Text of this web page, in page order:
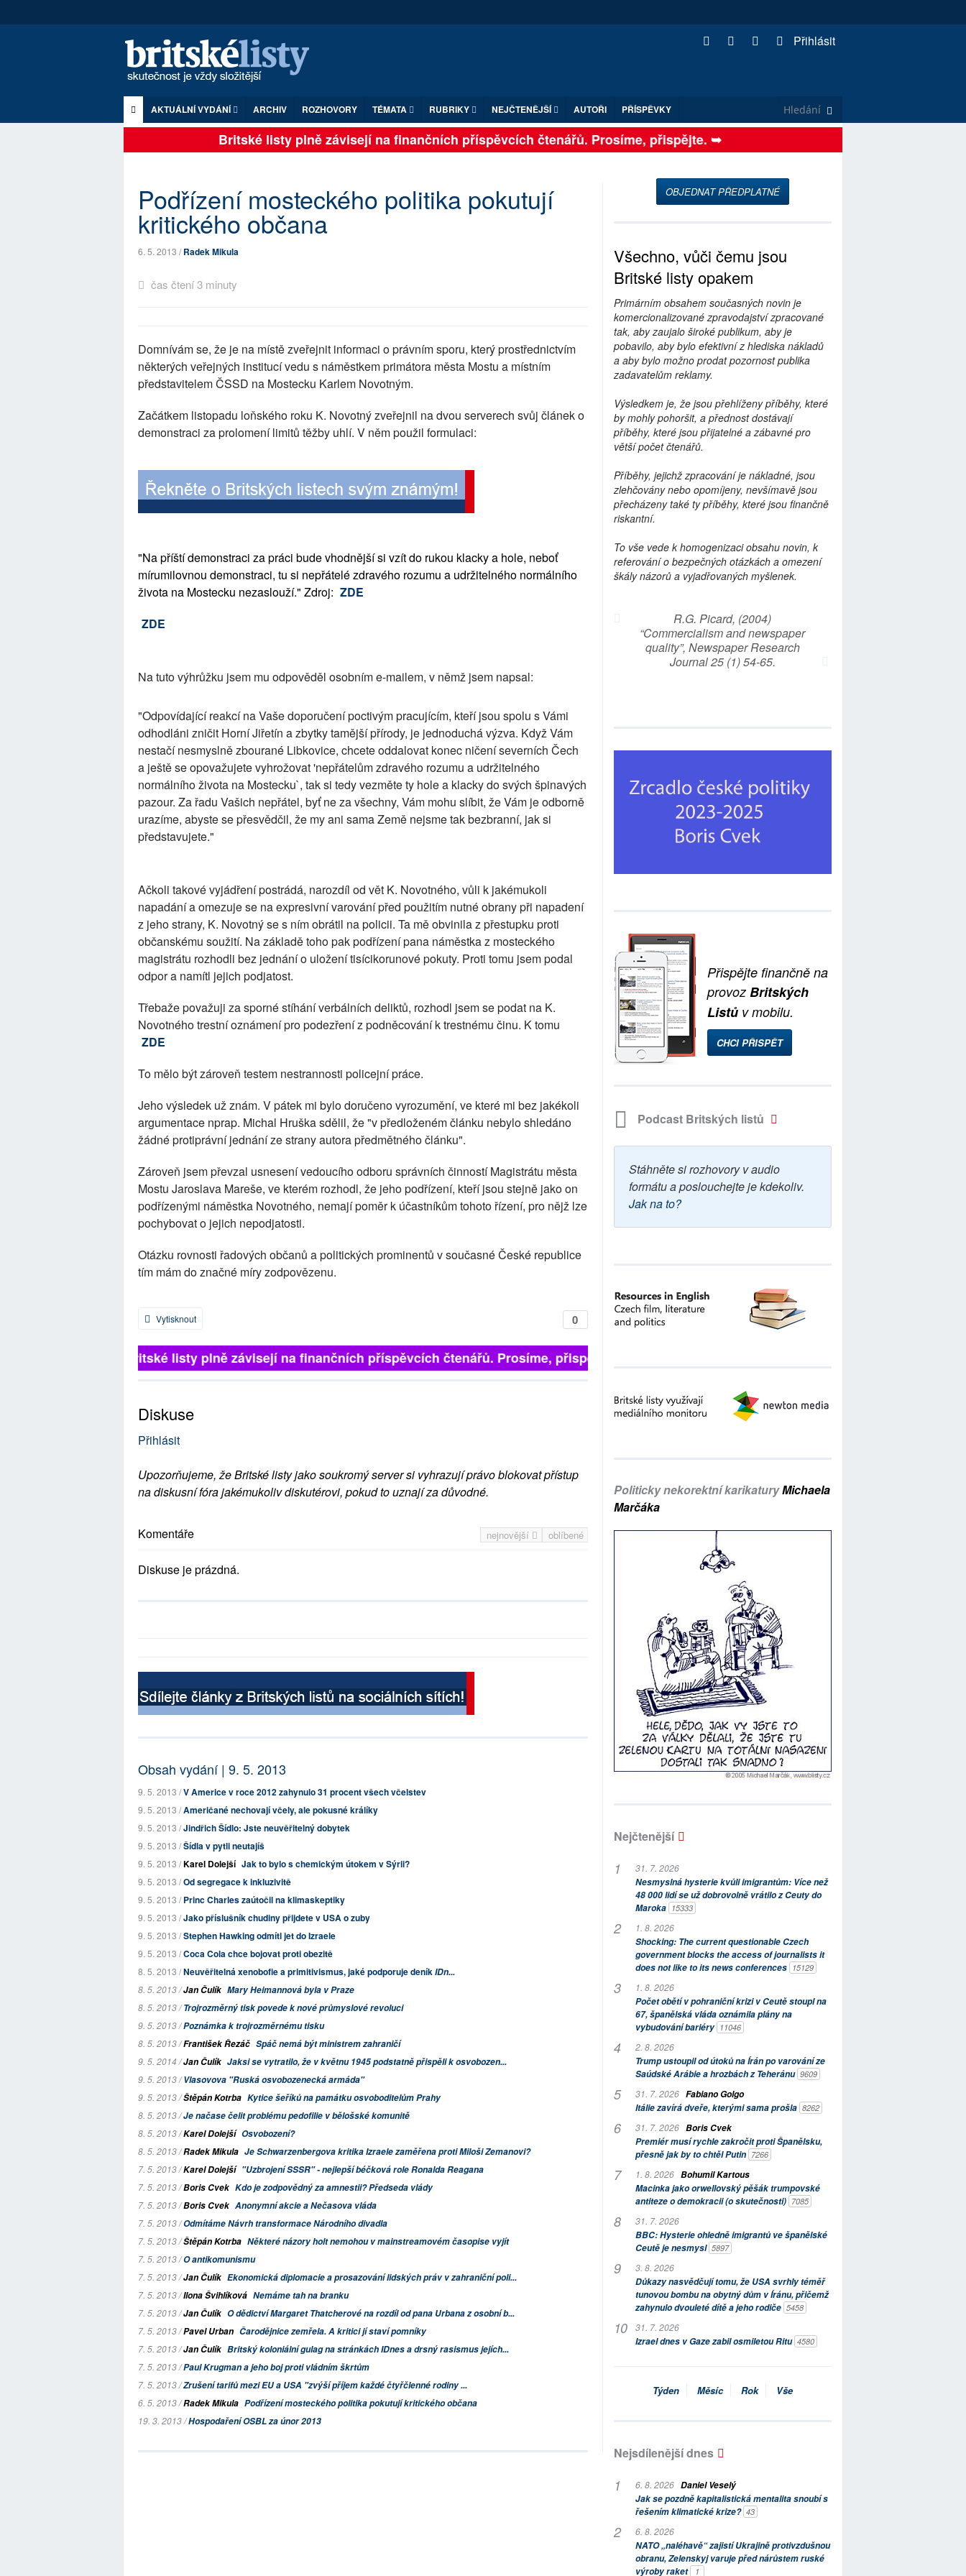
Přihlásit
AKTUÁLNÍ VYDÁNÍ ARCHIV ROZHOVORY TÉMATA RUBRIKY NEJČTENĚJŠÍ AUTOŘI PŘÍSPĚVKY
Britské listy plně závisejí na finančních příspěvcích čtenářů. Prosíme, přispějte. ➥
Podřízení mosteckého politika pokutují
kritického občana
6. 5. 2013 /Radek Mikula
čas čtení 3 minuty
Domnívám se, že je na místě zveřejnit informaci o právním sporu, který prostřednictvím
některých veřejných institucí vedu s náměstkem primátora města Mostu a místním
představitelem ČSSD na Mostecku Karlem Novotným.
Začátkem listopadu loňského roku K. Novotný zveřejnil na dvou serverech svůj článek o
demonstraci za prolomení limitů těžby uhlí. V něm použil formulaci:
"Na příští demonstraci za práci bude vhodnější si vzít do rukou klacky a hole, neboť
mírumilovnou demonstraci, tu si nepřátelé zdravého rozumu a udržitelného normálního
života na Mostecku nezaslouží." Zdroj: ZDE
ZDE
Na tuto výhrůžku jsem mu odpověděl osobním e-mailem, v němž jsem napsal:
"Odpovídající reakcí na Vaše doporučení poctivým pracujícím, kteří jsou spolu s Vámi
odhodláni zničit Horní Jiřetín a zbytky tamější přírody, je jednoduchá výzva. Když Vám
nestačí nesmyslně zbourané Libkovice, chcete oddalovat konec ničení severních Čech
a ještě se opovažujete vyhrožovat 'nepřátelům zdravého rozumu a udržitelného
normálního života na Mostecku`, tak si tedy vezměte ty hole a klacky do svých špinavých
pazour. Za řadu Vašich nepřátel, byť ne za všechny, Vám mohu slíbit, že Vám je odborně
urazíme, abyste se přesvědčil, že my ani sama Země nejsme tak bezbranní, jak si
představujete."
Ačkoli takové vyjádření postrádá, narozdíl od vět K. Novotného, vůli k jakémukoli
napadání a omezuje se na expresivní varování před použitím nutné obrany při napadení
z jeho strany, K. Novotný se s ním obrátil na policii. Ta mě obvinila z přestupku proti
občanskému soužití. Na základě toho pak podřízení pana náměstka z mosteckého
magistrátu rozhodli bez jednání o uložení tisícikorunové pokuty. Proti tomu jsem podal
odpor a namítl jejich podjatost.
Třebaže považuji za sporné stíhání verbálních deliktů, rozhodl jsem se podat na K.
Novotného trestní oznámení pro podezření z podněcování k trestnému činu. K tomu
ZDE
To mělo být zároveň testem nestrannosti policejní práce.
Jeho výsledek už znám. V pátek mi bylo doručeno vyrozumění, ve které mi bez jakékoli
argumentace nprap. Michal Hruška sdělil, že "v předloženém článku nebylo shledáno
žádné protiprávní jednání ze strany autora předmětného článku".
Zároveň jsem převzal usnesení vedoucího odboru správních činností Magistrátu města
Mostu Jaroslava Mareše, ve kterém rozhodl, že jeho podřízení, kteří jsou stejně jako on
podřízenými náměstka Novotného, nemají poměr k účastníkům tohoto řízení, pro nějž lze
pochybovat o jejich nepodjatosti.
Otázku rovnosti řadových občanů a politických prominentů v současné České republice
tím mám do značné míry zodpovězenu.
0
Vytisknout
Britské listy plně závisejí na finančních příspěvcích čtenářů. Prosíme, přispějte. ➥
Diskuse
Přihlásit
Upozorňujeme, že Britské listy jako soukromý server si vyhrazují právo blokovat přístup
na diskusní fóra jakémukoliv diskutérovi, pokud to uznají za důvodné.
nejnovější oblíbené
Komentáře
Diskuse je prázdná.
Obsah vydání | 9. 5. 2013
9. 5. 2013 /V Americe v roce 2012 zahynulo 31 procent všech včelstev
9. 5. 2013 /Američané nechovají včely, ale pokusné králíky
9. 5. 2013 /Jindřich Šídlo: Jste neuvěřitelný dobytek
9. 5. 2013 /Šídla v pytli neutajíš
9. 5. 2013 /Karel Dolejší Jak to bylo s chemickým útokem v Sýrii?
9. 5. 2013 /Od segregace k inkluzivitě
9. 5. 2013 /Princ Charles zaútočil na klimaskeptiky
9. 5. 2013 /Jako příslušník chudiny přijdete v USA o zuby
9. 5. 2013 /Stephen Hawking odmítl jet do Izraele
9. 5. 2013 /Coca Cola chce bojovat proti obezitě
8. 5. 2013 /Neuvěřitelná xenobofie a primitivismus, jaké podporuje deníkIDn...
8. 5. 2013 /Jan Čulík Mary Heimannová byla v Praze
8. 5. 2013 /Trojrozměrný tisk povede k nové průmyslové revoluci
9. 5. 2013 /Poznámka k trojrozměrnému tisku
8. 5. 2013 /František Řezáč Spáč nemá být ministrem zahraničí
9. 5. 2014 /Jan Čulík Jaksi se vytratilo, že v květnu 1945 podstatně přispěli k osvobozen...
9. 5. 2013 /Vlasovova "Ruská osvobozenecká armáda"
9. 5. 2013 /Štěpán Kotrba Kytice šeříků na památku osvoboditelům Prahy
8. 5. 2013 /Je načase čelit problému pedofilie v bělošské komunitě
8. 5. 2013 /Karel Dolejší Osvobození?
8. 5. 2013 /Radek Mikula Je Schwarzenbergova kritika Izraele zaměřena proti Miloši Zemanovi?
7. 5. 2013 /Karel Dolejší "Uzbrojení SSSR" - nejlepší béčková role Ronalda Reagana
7. 5. 2013 /Boris Cvek Kdo je zodpovědný za amnestii? Předseda vlády
7. 5. 2013 /Boris Cvek Anonymní akcie a Nečasova vláda
7. 5. 2013 /OdmítámeNávrh transformace Národního divadla
7. 5. 2013 /Štěpán Kotrba Některé názory holt nemohou v mainstreamovém časopise vyjít
7. 5. 2013 /O antikomunismu
7. 5. 2013 /Jan Čulík Ekonomická diplomacie a prosazování lidských práv v zahraniční poli...
7. 5. 2013 /Ilona Švihlíková Nemáme tah na branku
7. 5. 2013 /Jan Čulík O dědictví Margaret Thatcherové na rozdíl od pana Urbana z osobní b...
7. 5. 2013 /Pavel Urban Čarodějnice zemřela. A kritici jí staví pomníky
7. 5. 2013 /Jan Čulík Britský koloniální gulag na stránkách IDnes a drsný rasismus jejích...
7. 5. 2013 /Paul Krugman a jeho boj proti vládním škrtům
7. 5. 2013 /Zrušení tarifů mezi EU a USA "zvýší příjem každé čtyřčlenné rodiny ...
6. 5. 2013 /Radek Mikula Podřízení mosteckého politika pokutují kritického občana
19. 3. 2013 /Hospodaření OSBL za únor 2013
OBJEDNAT PŘEDPLATNÉ
Všechno, vůči čemu jsou
Britské listy opakem
Primárním obsahem současných novin je
komercionalizované zpravodajství zpracované
tak, aby zaujalo široké publikum, aby je
pobavilo, aby bylo efektivní z hlediska nákladů
a aby bylo možno prodat pozornost publika
zadavatelům reklamy.
Výsledkem je, že jsou přehlíženy příběhy, které
by mohly pohoršit, a přednost dostávají
příběhy, které jsou přijatelné a zábavné pro
větší počet čtenářů.
Příběhy, jejichž zpracování je nákladné, jsou
zlehčovány nebo opomíjeny, nevšímavě jsou
přecházeny také ty příběhy, které jsou finančně
riskantní.
To vše vede k homogenizaci obsahu novin, k
referování o bezpečných otázkách a omezení
škály názorů a vyjadřovaných myšlenek.
R.G. Picard, (2004)
“Commercialism and newspaper
quality”, Newspaper Research
Journal 25 (1) 54-65.
Přispějte finančně na
provoz Britských
Listův mobilu.
CHCI PŘISPĚT
Podcast Britských listů
Stáhněte si rozhovory v audio
formátu a poslouchejte je kdekoliv.
Jak na to?
Politicky nekorektní karikaturyMichaela
Marčáka
Nejčtenější
31. 7. 2026
Nesmyslná hysterie kvůli imigrantům: Více než
48 000 lidí se už dobrovolně vrátilo z Ceuty do
Maroka 15333
1. 8. 2026
Shocking: The current questionable Czech
government blocks the access of journalists it
does not like to its news conferences 15129
1. 8. 2026
Počet obětí v pohraniční krizi v Ceutě stoupl na
67, španělská vláda oznámila plány na
vybudování bariéry 11046
2. 8. 2026
Trump ustoupil od útoků na Írán po varování ze
Saúdské Arábie a hrozbách z Teheránu 9609
31. 7. 2026 Fabiano Golgo
Itálie zavírá dveře, kterými sama prošla 8262
31. 7. 2026 Boris Cvek
Premiér musí rychle zakročit proti Španělsku,
přesně jak by to chtěl Putin 7266
1. 8. 2026 Bohumil Kartous
Macinka jako orwellovský pěšák trumpovské
antiteze o demokracii (o skutečnosti) 7085
31. 7. 2026
BBC: Hysterie ohledně imigrantů ve španělské
Ceutě je nesmysl 5897
3. 8. 2026
Důkazy nasvědčují tomu, že USA svrhly téměř
tunovou bombu na obytný dům v Íránu, přičemž
zahynulo dvouleté dítě a jeho rodiče 5458
31. 7. 2026
Izrael dnes v Gaze zabil osmiletou Ritu 4580
Týden Měsíc Rok Vše
Nejsdílenější dnes
6. 8. 2026 Daniel Veselý
Jak se pozdně kapitalistická mentalita snoubí s
řešením klimatické krize? 43
6. 8. 2026
NATO „naléhavě“ zajistí Ukrajině protivzdušnou
obranu, Zelenskyj varuje před nárůstem ruské
výroby raket
1